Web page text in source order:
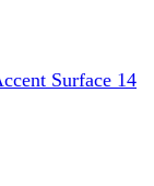
Surface 14